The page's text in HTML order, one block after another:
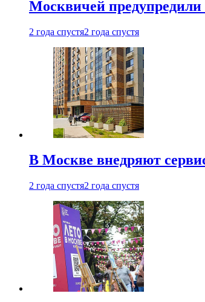
Москвичей предупредили
2 года спустя2 года спустя
В Москве внедряют
2 года спустя2 года спустя